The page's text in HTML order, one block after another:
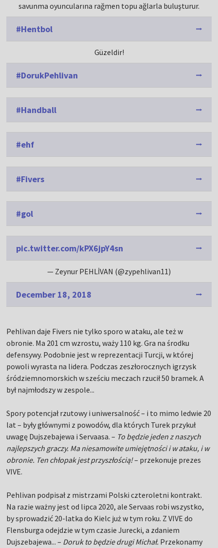
savunma oyuncularına rağmen topu ağlarla buluşturur.
#Hentbol
Güzeldir!
#DorukPehlivan
#Handball
#ehf
#Fivers
#gol
pic.twitter.com/kPX6jpY4sn
— Zeynur PEHLİVAN (@zypehlivan11)
December 18, 2018
Pehlivan daje Fivers nie tylko sporo w ataku, ale też w
obronie. Ma 201 cm wzrostu, waży 110 kg. Gra na środku
defensywy. Podobnie jest w reprezentacji Turcji, w której
powoli wyrasta na lidera. Podczas zeszłorocznych igrzysk
śródziemnomorskich w sześciu meczach rzucił 50 bramek. A
był najmłodszy w zespole...
Spory potencjał rzutowy i uniwersalność – i to mimo ledwie 20
lat – były głównymi z powodów, dla których Turek przykuł
uwagę Dujszebajewa i Servaasa. – To będzie jeden z naszych
najlepszych graczy. Ma niesamowite umiejętności i w ataku, i w
obronie. Ten chłopak jest przyszłością!– przekonuje prezes
VIVE.
Pehlivan podpisał z mistrzami Polski czteroletni kontrakt.
Na razie ważny jest od lipca 2020, ale Servaas robi wszystko,
by sprowadzić 20-latka do Kielc już w tym roku. Z VIVE do
Flensburga odejdzie w tym czasie Jurecki, a zdaniem
Dujszebajewa... – Doruk to będzie drugi Michał. Przekonamy